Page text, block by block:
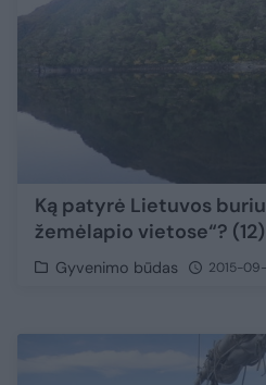
Ką patyrė Lietuvos
žemėlapio vietose“? (12)
Gyvenimo būdas 2015-